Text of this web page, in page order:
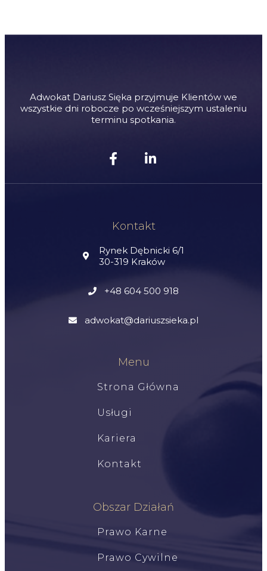
Adwokat Dariusz Sięka przyjmuje Klientów we
wszystkie dni robocze po wcześniejszym ustaleniu
terminu spotkania.
Kontakt
Rynek Dębnicki 6/1
30-319 Kraków
+48 604 500 918
adwokat@dariuszsieka.pl
Menu
Strona Główna
Usługi
Kariera
Kontakt
Obszar Działań
Prawo Karne
Prawo Cywilne